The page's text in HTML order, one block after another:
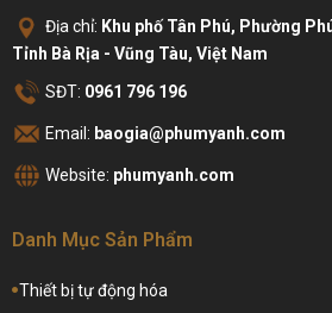
Địa chỉ: Khu phố Tân Phú, Phường
Tỉnh Bà Rịa - Vũng Tàu, Việt Nam
SĐT: 0961 796 196
Email: baogia@phumyanh.com
Website: phumyanh.com
Danh Mục Sản Phẩm
Thiết bị tự động hóa